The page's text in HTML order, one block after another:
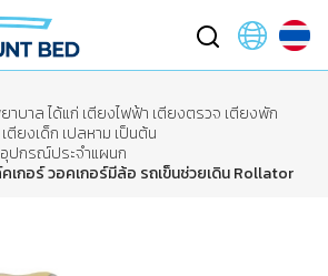
าบาล ได้แก่ เตียงไฟฟ้า เตียงตรวจ เตียงพัก
ตียงเด็ก เปลหาม เป็นต้น
อุปกรณ์ประจำแผนก
เกอร์ วอคเกอร์มีล้อ รถเข็นช่วยเดิน Rollator